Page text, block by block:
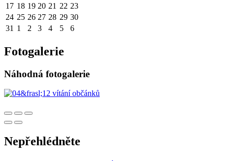
17 18 19 20 21 22 23
24 25 26 27 28 29 30
31 1 2 3 4 5 6
Fotogalerie
Náhodná fotogalerie
Nepřehlédněte